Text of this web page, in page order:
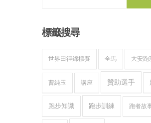
標籤搜尋
世界田徑錦標賽 全馬 大安跑
曹純玉 講座 贊助選手
跑步知識 跑步訓練 跑者故